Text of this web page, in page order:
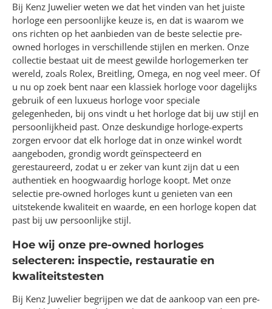
Bij Kenz Juwelier weten we dat het vinden van het juiste
horloge een persoonlijke keuze is, en dat is waarom we
ons richten op het aanbieden van de beste selectie pre-
owned horloges in verschillende stijlen en merken. Onze
collectie bestaat uit de meest gewilde horlogemerken ter
wereld, zoals Rolex, Breitling, Omega, en nog veel meer. Of
u nu op zoek bent naar een klassiek horloge voor dagelijks
gebruik of een luxueus horloge voor speciale
gelegenheden, bij ons vindt u het horloge dat bij uw stijl en
persoonlijkheid past. Onze deskundige horloge-experts
zorgen ervoor dat elk horloge dat in onze winkel wordt
aangeboden, grondig wordt geïnspecteerd en
gerestaureerd, zodat u er zeker van kunt zijn dat u een
authentiek en hoogwaardig horloge koopt. Met onze
selectie pre-owned horloges kunt u genieten van een
uitstekende kwaliteit en waarde, en een horloge kopen dat
past bij uw persoonlijke stijl.
Hoe wij onze pre-owned horloges
selecteren: inspectie, restauratie en
kwaliteitstesten
Bij Kenz Juwelier begrijpen we dat de aankoop van een pre-